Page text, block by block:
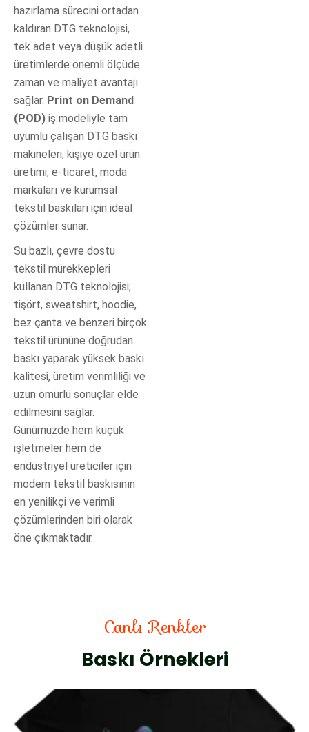
hazırlama sürecini ortadan
kaldıran DTG teknolojisi,
tek adet veya düşük adetli
üretimlerde önemli ölçüde
zaman ve maliyet avantajı
sağlar. Print on Demand
(POD) iş modeliyle tam
uyumlu çalışan DTG baskı
makineleri; kişiye özel ürün
üretimi, e-ticaret, moda
markaları ve kurumsal
tekstil baskıları için ideal
çözümler sunar.
Su bazlı, çevre dostu
tekstil mürekkepleri
kullanan DTG teknolojisi;
tişört, sweatshirt, hoodie,
bez çanta ve benzeri birçok
tekstil ürününe doğrudan
baskı yaparak yüksek baskı
kalitesi, üretim verimliliği ve
uzun ömürlü sonuçlar elde
edilmesini sağlar.
Günümüzde hem küçük
işletmeler hem de
endüstriyel üreticiler için
modern tekstil baskısının
en yenilikçi ve verimli
çözümlerinden biri olarak
öne çıkmaktadır.
Canlı Renkler
Baskı Örnekleri